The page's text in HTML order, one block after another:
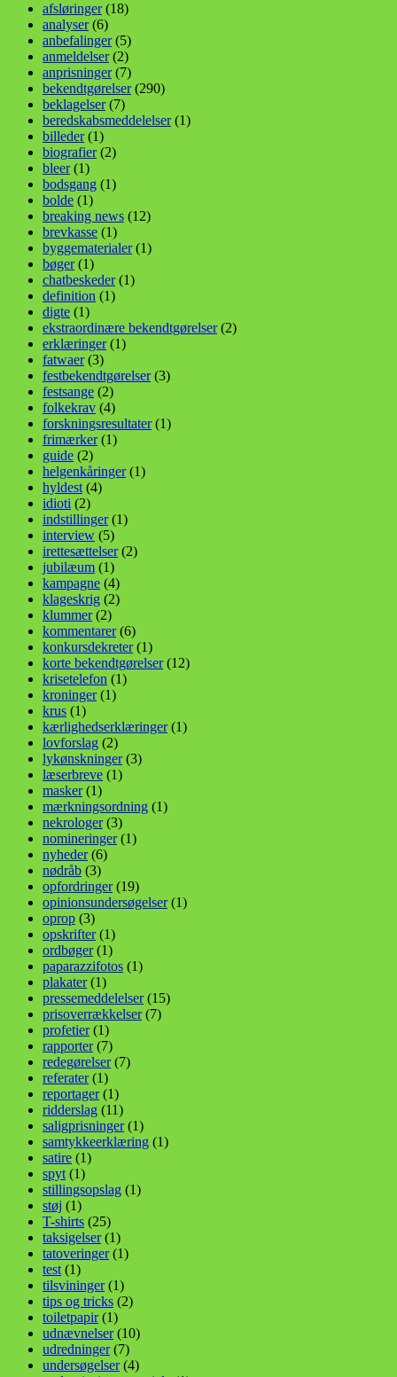
afsløringer(18)
analyser(6)
anbefalinger(5)
anmeldelser(2)
anprisninger(7)
bekendtgørelser(290)
beklagelser(7)
beredskabsmeddelelser(1)
billeder(1)
biografier(2)
bleer(1)
bodsgang (1)
bolde (1)
breaking news (12)
brevkasse (1)
byggematerialer(1)
bøger(1)
chatbeskeder(1)
definition (1)
digte (1)
ekstraordinære bekendtgørelser(2)
erklæringer(1)
fatwaer(3)
festbekendtgørelser(3)
festsange (2)
folkekrav (4)
forskningsresultater(1)
frimærker(1)
guide (2)
helgenkåringer(1)
hyldest (4)
idioti (2)
indstillinger(1)
interview (5)
irettesættelser(2)
jubilæum (1)
kampagne (4)
klageskrig (2)
klummer(2)
kommentarer(6)
konkursdekreter(1)
korte bekendtgørelser(12)
krisetelefon (1)
kroninger(1)
krus (1)
kærlighedserklæringer(1)
lovforslag (2)
lykønskninger(3)
læserbreve (1)
masker(1)
mærkningsordning (1)
nekrologer(3)
nomineringer(1)
nyheder(6)
nødråb (3)
opfordringer(19)
opinionsundersøgelser(1)
oprop (3)
opskrifter(1)
ordbøger(1)
paparazzifotos (1)
plakater(1)
pressemeddelelser(15)
prisoverrækkelser(7)
profetier(1)
rapporter(7)
redegørelser(7)
referater(1)
reportager(1)
ridderslag (11)
saligprisninger(1)
samtykkeerklæring (1)
satire (1)
spyt (1)
stillingsopslag (1)
støj (1)
T-shirts (25)
taksigelser(1)
tatoveringer(1)
test (1)
tilsvininger(1)
tips og tricks (2)
toiletpapir(1)
udnævnelser(10)
udredninger(7)
undersøgelser(4)